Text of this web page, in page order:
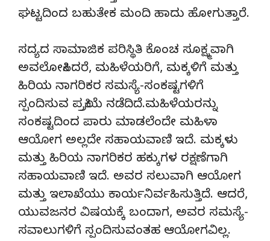
ಘಟ್ಟದಿಂದ ಬಹುತೇಕ ಮಂದಿ ಹಾದು ಹೋಗುತ್ತಾರೆ.
ಸದ್ಯದ ಸಾಮಾಜಿಕ ಪರಿಸ್ಥಿತಿ ಕೊಂಚ ಸೂಕ್ಷ್ಮವಾಗಿ
ಅವಲೋಕಿಸಿದರೆ, ಮಹಿಳೆಯರಿಗೆ, ಮಕ್ಕಳಿಗೆ ಮತ್ತು
ಹಿರಿಯ ನಾಗರಿಕರ ಸಮಸ್ಯೆ-ಸಂಕಷ್ಟಗಳಿಗೆ
ಸ್ಪಂದಿಸುವ ಪ್ರಕ್ರಿಯೆ ನಡೆದಿದೆ.ಮಹಿಳೆಯರನ್ನು
ಸಂಕಷ್ಟದಿಂದ ಪಾರು ಮಾಡಲೆಂದೇ ಮಹಿಳಾ
ಆಯೋಗ ಅಲ್ಲದೇ ಸಹಾಯವಾಣಿ ಇದೆ. ಮಕ್ಕಳು
ಮತ್ತು ಹಿರಿಯ ನಾಗರಿಕರ ಹಕ್ಕುಗಳ ರಕ್ಷಣೆಗಾಗಿ
ಸಹಾಯವಾಣಿ ಇದೆ. ಅವರ ಸಲುವಾಗಿ ಆಯೋಗ
ಮತ್ತು ಇಲಾಖೆಯು ಕಾರ್ಯನಿರ್ವಹಿಸುತ್ತಿದೆ. ಆದರೆ,
ಯುವಜನರ ವಿಷಯಕ್ಕೆ ಬಂದಾಗ, ಅವರ ಸಮಸ್ಯೆ-
ಸವಾಲುಗಳಿಗೆ ಸ್ಪಂದಿಸುವಂತಹ ಆಯೋಗವಿಲ್ಲ.